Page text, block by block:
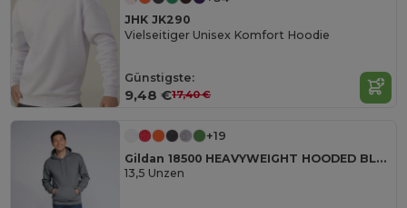
JHK JK290
Vielseitiger Unisex Komfort Hoodie
Günstigste:
9,48 €17,40 €
+19
Gildan 18500 HEAVYWEIGHT HOODED BLEND
13,5 Unzen